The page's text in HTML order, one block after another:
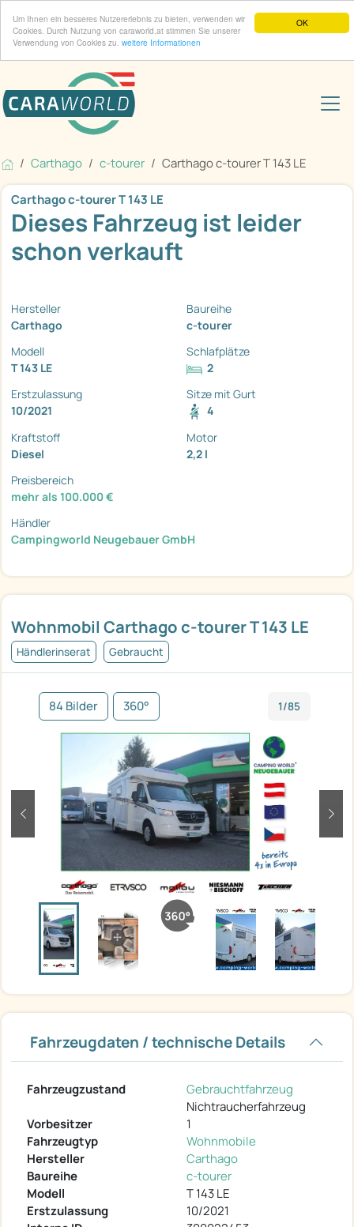
OK
Um Ihnen ein besseres Nutzererlebnis zu bieten, verwenden wir
Cookies. Durch Nutzung von caraworld.at stimmen Sie unserer
Verwendung von Cookies zu. weitere Informationen
Carthago c-tourer Carthago c-tourer T 143 LE
Wohnmobil Carthago c-tourer T 143 LE
Händlerinserat Gebraucht
84 Bilder 360° 1/85
zurück
Fahrzeugdaten / technische Details
Fahrzeugzustand
Gebrauchtfahrzeug
Nichtraucherfahrzeug
Vorbesitzer
1
Fahrzeugtyp
Wohnmobile
Hersteller
Carthago
Baureihe
c-tourer
Modell
T 143 LE
Erstzulassung
10/2021
Carthago c-tourer T 143 LE
Dieses Fahrzeug ist leider
schon verkauft
Hersteller
Carthago
Baureihe
c-tourer
Modell
T 143 LE
Schlafplätze
2
Erstzulassung
10/2021
Sitze mit Gurt
4
Kraftstoff
Diesel
Motor
2,2 l
Preisbereich
mehr als 100.000 €
Händler
Campingworld Neugebauer GmbH